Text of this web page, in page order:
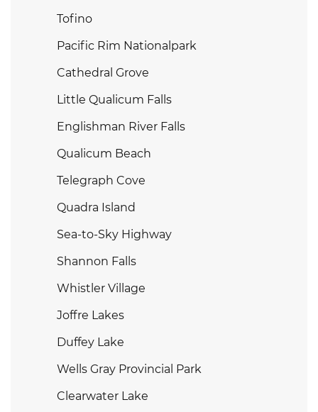
Tofino
Pacific Rim Nationalpark
Cathedral Grove
Little Qualicum Falls
Englishman River Falls
Qualicum Beach
Telegraph Cove
Quadra Island
Sea-to-Sky Highway
Shannon Falls
Whistler Village
Joffre Lakes
Duffey Lake
Wells Gray Provincial Park
Clearwater Lake